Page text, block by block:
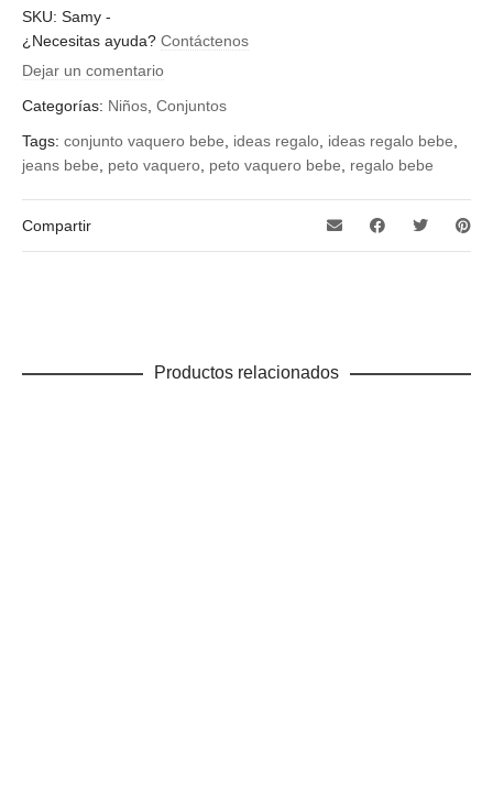
¿Qué talla quieres?
12-18 meses, 18-24 meses, 3-6 meses, 6-9 meses, 9-12
meses
Color
gris, rojo
SKU: Samy -
¿Necesitas ayuda? Contáctenos
Dejar un comentario
Categorías: Niños Conjuntos
Tags: conjunto vaquero bebe ideas regalo ideas regalo bebe
jeans bebe
peto vaquero peto vaquero bebe regalo bebe
Compartir
Productos relacionados